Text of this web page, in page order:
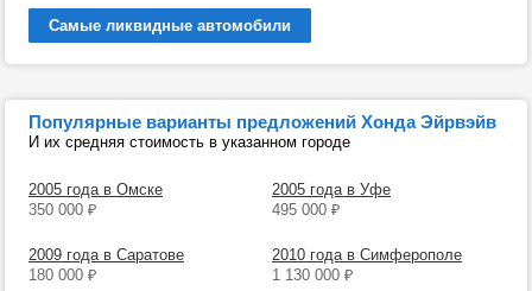
Самые ликвидные автомобили
Популярные варианты предложений Хонда Эйрвэйв
И их средняя стоимость в указанном городе
2005 года в Омске
350 000 ₽
2005 года в Уфе
495 000 ₽
2009 года в Саратове
180 000 ₽
2010 года в Симферополе
1 130 000 ₽